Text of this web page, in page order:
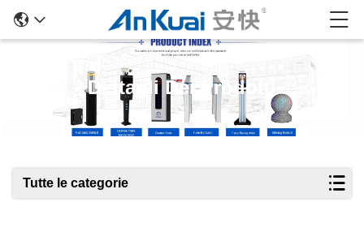
Dettagli Dei Prodotti
Tutte le categorie